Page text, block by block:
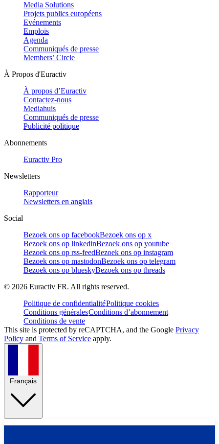
Media Solutions
Projets publics européens
Evénements
Emplois
Agenda
Communiqués de presse
Members’ Circle
À Propos d'Euractiv
À propos d’Euractiv
Contactez-nous
Mediahuis
Communiqués de presse
Publicité politique
Abonnements
Euractiv Pro
Newsletters
Rapporteur
Newsletters en anglais
Social
Bezoek ons op facebookBezoek ons op x
Bezoek ons op linkedinBezoek ons op youtube
Bezoek ons op rss-feedBezoek ons op instagram
Bezoek ons op mastodonBezoek ons op telegram
Bezoek ons op blueskyBezoek ons op threads
© 2026 Euractiv FR. All rights reserved.
Politique de confidentialitéPolitique cookies
Conditions généralesConditions d’abonnement
Conditions de vente
This site is protected by reCAPTCHA, and the Google Privacy
Policy and Terms of Service apply.
Français